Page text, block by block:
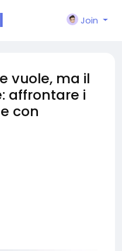
Join
vuole, ma il
affrontare i
con